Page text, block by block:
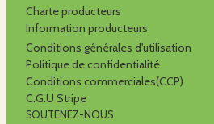
Charte producteurs
Information producteurs
Conditions générales d'utilisation
Politique de confidentialité
Conditions commerciales(CCP)
C.G.U Stripe
SOUTENEZ-NOUS